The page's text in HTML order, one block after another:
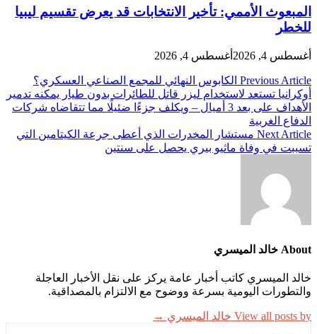
المبعوث الأممي: تأخير الانتخابات قد يعرض تقسيم ليبيا
للخطر
أغسطس 4, 2026 أغسطس 4, 2026
تصفّح
المقالات
Previous Article الكابوس النهائي للمجمع الصناعي العسكري؟
أوكرانيا تستعد لاستخدام ليزر قاتل للطائرات بدون طيار يمكنه تدمير
الأهداف على بعد 3 أميال – ويكلف جزءًا ضئيلًا مما تتقاضاه شركات
الدفاع الغربية
Next Article مستشار المخدرات الذي أعطى جرعة الكيتامين التي
تسببت في وفاة ماثيو بيري يحصل على سنتين
About خالد الميسري
خالد الميسري كاتب أخبار عامة يركز على نقل الأخبار العاجلة
والتطورات اليومية بسرعة ووضوح مع الالتزام بالمصداقية.
View all posts by خالد الميسري →